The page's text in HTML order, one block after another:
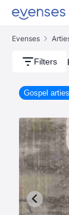
Evenses
Filters
Gospel